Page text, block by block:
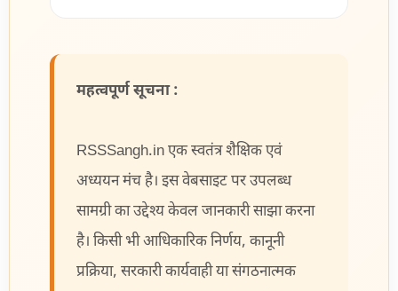
महत्वपूर्ण सूचना :
RSSSangh.in एक स्वतंत्र शैक्षिक एवं
अध्ययन मंच है। इस वेबसाइट पर उपलब्ध
सामग्री का उद्देश्य केवल जानकारी साझा करना
है। किसी भी आधिकारिक निर्णय, कानूनी
प्रक्रिया, सरकारी कार्यवाही या संगठनात्मक